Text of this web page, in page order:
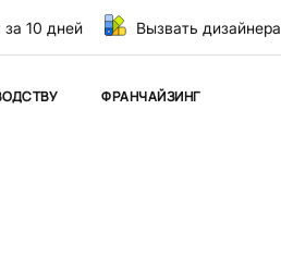
за 10 дней Вызвать дизайнера
ФРАНЧАЙЗИНГ